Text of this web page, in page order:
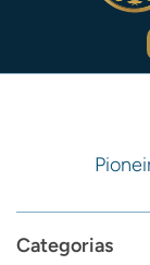
Categorias